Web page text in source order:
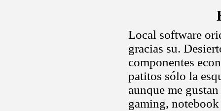
Local software
gracias su.
componentes
patitos sólo la
aunque me
gaming,